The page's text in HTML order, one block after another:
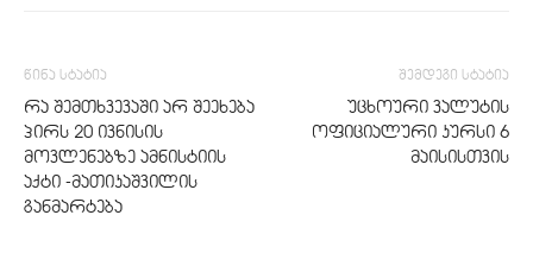
წინა სტატია
რა შემთხვევაში არ შეეხება
პირს 20 ივნისის
მოვლენებზე ამნისტიის
აქტი -მათიკაშვილის
განმარტება
შემდეგი სტატია
უცხოური ვალუტის
ოფიციალური კურსი 6
მაისისთვის